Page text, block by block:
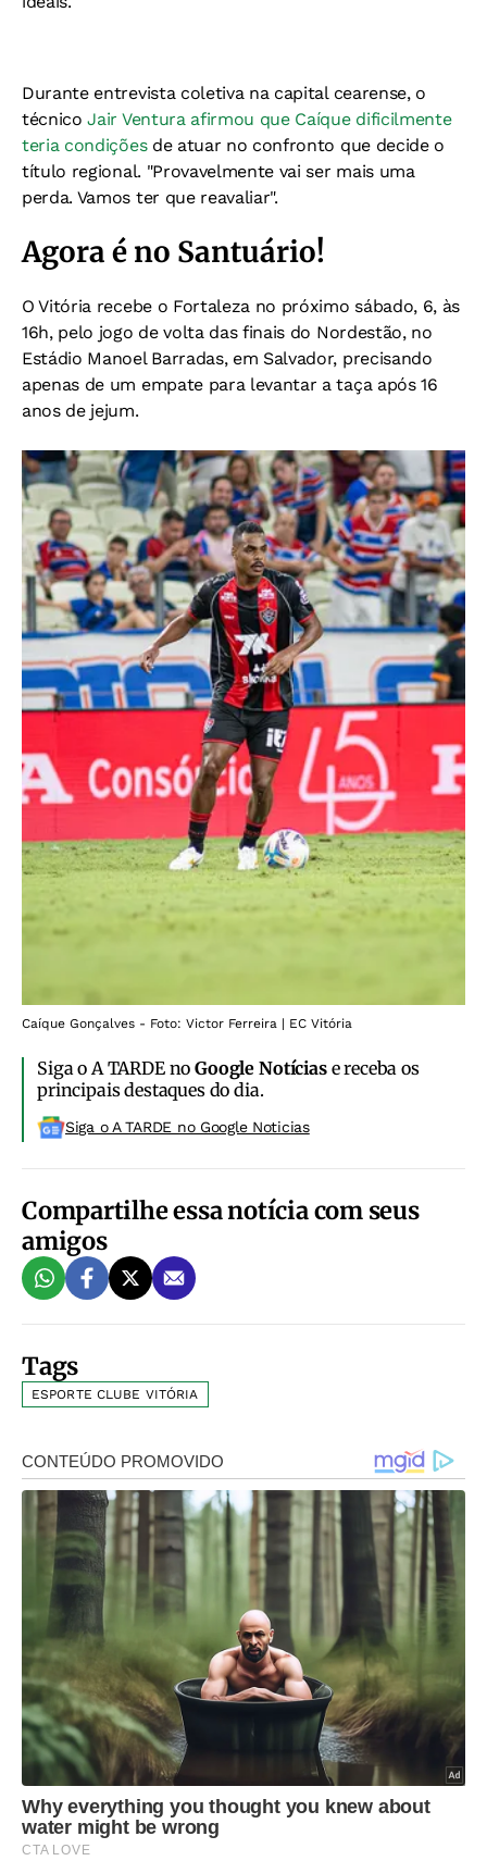
Durante entrevista coletiva na capital cearense, o
técnicoJair Ventura afirmou que Caíque dificilmente
teria condiçõesde atuar no confronto que decide o
título regional. "Provavelmente vai ser mais uma
perda. Vamos ter que reavaliar".
Agora é no Santuário!
O Vitória recebe o Fortaleza no próximo sábado, 6, às
16h, pelo jogo de volta das finais do Nordestão, no
Estádio Manoel Barradas, em Salvador, precisando
apenas de um empate para levantar a taça após 16
anos de jejum.
Caíque Gonçalves - Foto: Victor Ferreira | EC Vitória
Siga o A TARDE noGoogle Notíciase receba os
principais destaques do dia.
Siga o A TARDE no Google Noticias
Compartilhe essa notícia com seus
amigos
Tags
ESPORTE CLUBE VITÓRIA